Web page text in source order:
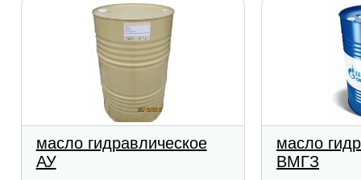
масло гидравлическое
АУ
масло
ВМГЗ